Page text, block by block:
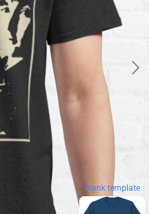
blank template